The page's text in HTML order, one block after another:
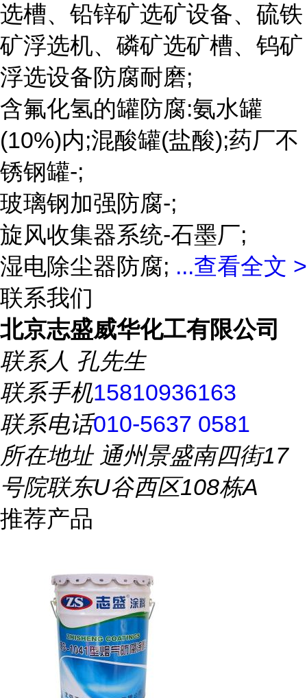
选槽、铅锌矿选矿设备、硫铁
矿浮选机、磷矿选矿槽、钨矿
浮选设备防腐耐磨;
含氟化氢的罐防腐:氨水罐
(10%)内;混酸罐(盐酸);药厂不
锈钢罐-;
玻璃钢加强防腐-;
旋风收集器系统-石墨厂;
湿电除尘器防腐; ...查看全文 >
联系我们
北京志盛威华化工有限公司
联系人 孔先生
联系手机15810936163
联系电话010-5637 0581
所在地址通州景盛南四街17
号院联东U谷西区108栋A
推荐产品